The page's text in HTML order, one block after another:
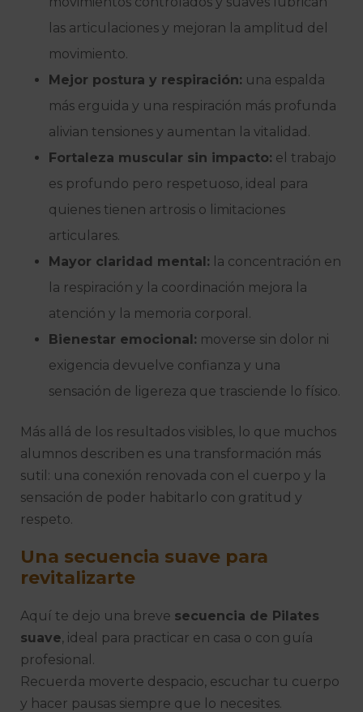
las articulaciones y mejoran la amplitud del
movimiento.
Mejor postura y respiración: una espalda
más erguida y una respiración más profunda
alivian tensiones y aumentan la vitalidad.
Fortaleza muscular sin impacto: el trabajo
es profundo pero respetuoso, ideal para
quienes tienen artrosis o limitaciones
articulares.
Mayor claridad mental: la concentración en
la respiración y la coordinación mejora la
atención y la memoria corporal.
Bienestar emocional: moverse sin dolor ni
exigencia devuelve confianza y una
sensación de ligereza que trasciende lo físico.
Más allá de los resultados visibles, lo que muchos
alumnos describen es una transformación más
sutil: una conexión renovada con el cuerpo y la
sensación de poder habitarlo con gratitud y
respeto.
Una secuencia suave para
revitalizarte
Aquí te dejo una breve secuencia de Pilates
suave, ideal para practicar en casa o con guía
profesional.
Recuerda moverte despacio, escuchar tu cuerpo
y hacer pausas siempre que lo necesites.